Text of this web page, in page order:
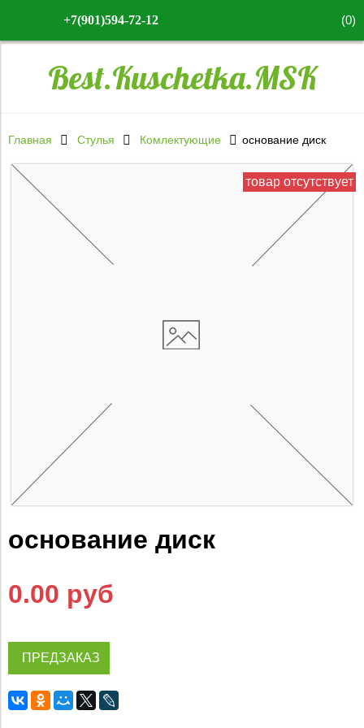
+7(901)594-72-12 (0)
Best.Kuschetka.MSK
Главная Стулья Комлектующие основание диск
товар отсутствует
основание диск
0.00 руб
ПРЕДЗАКАЗ